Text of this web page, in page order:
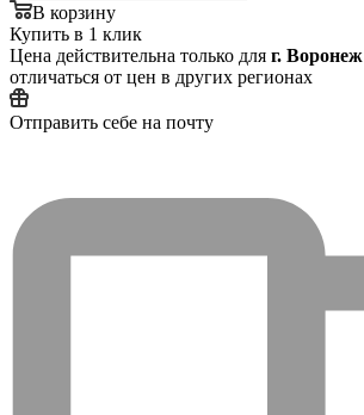
В корзину
Купить в 1 клик
Цена действительна только для г. Воронеж
отличаться от цен в других регионах
Отправить себе на почту